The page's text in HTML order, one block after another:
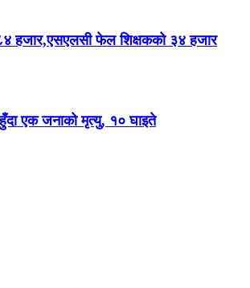
हजार,एसएलसी फेल शिक्षकको ३४ हजार
हुँदा एक जनाको मृत्यु, १० घाइते